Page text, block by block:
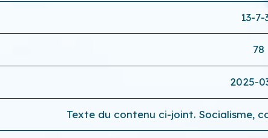
13-7-
78
2025-
Texte du contenu ci-joint. Socialisme,